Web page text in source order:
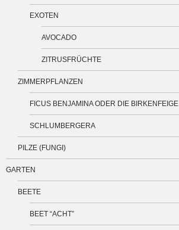
EXOTEN
AVOCADO
ZITRUSFRÜCHTE
ZIMMERPFLANZEN
FICUS BENJAMINA ODER DIE BIRKENFEIGE
SCHLUMBERGERA
PILZE (FUNGI)
GARTEN
BEETE
BEET “ACHT”